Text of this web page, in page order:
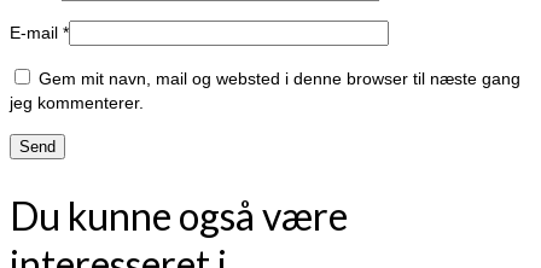
E-mail *
Gem mit navn, mail og websted i denne browser til næste gang
jeg kommenterer.
Du kunne også være